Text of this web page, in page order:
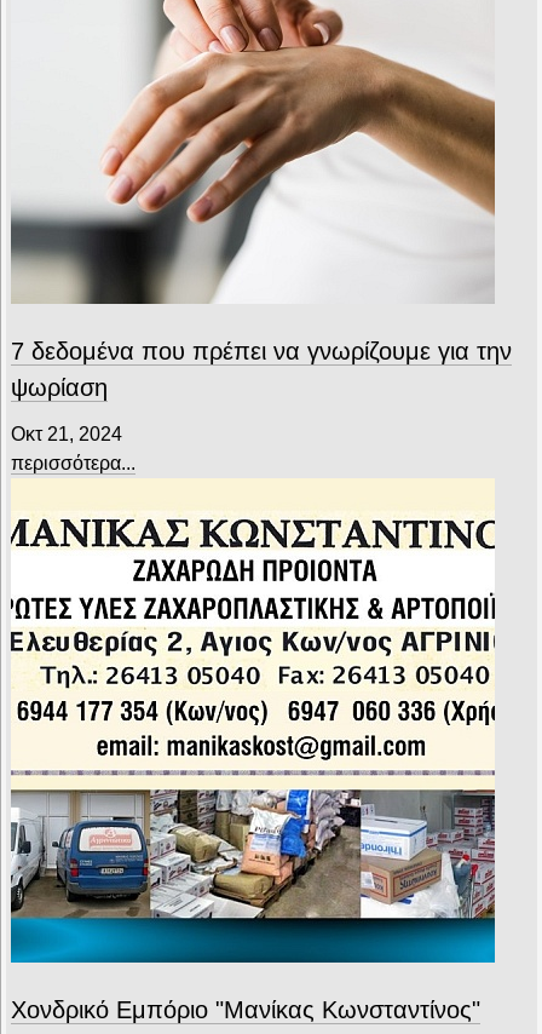
7 δεδομένα που πρέπει να γνωρίζουμε για την
ψωρίαση
Οκτ 21, 2024
περισσότερα...
Χονδρικό Εμπόριο "Μανίκας Κωνσταντίνος"